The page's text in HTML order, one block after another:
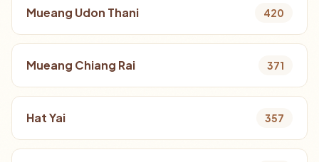
Mueang Udon Thani 420
Mueang Chiang Rai 371
Hat Yai 357